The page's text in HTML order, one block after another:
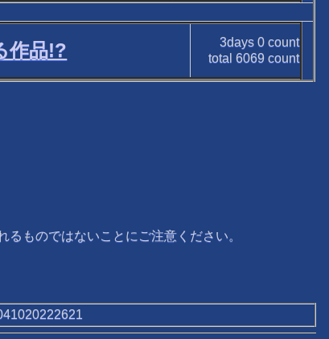
作品!? 3days 0count
total 6069 count
ものではないことにご注意ください。